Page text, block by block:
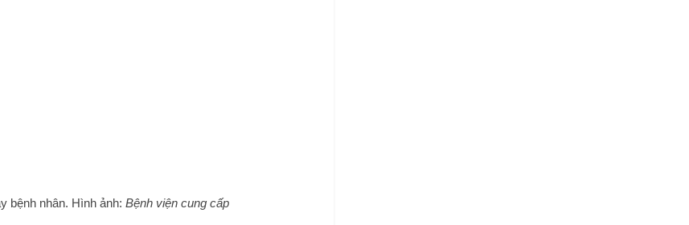
bệnh nhân. Hình ảnh: Bệnh viện cung cấp